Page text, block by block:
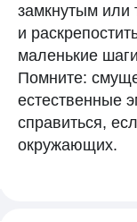
замкнутым или
и
маленькие
Помните:
естественные
справиться,
окружающих.